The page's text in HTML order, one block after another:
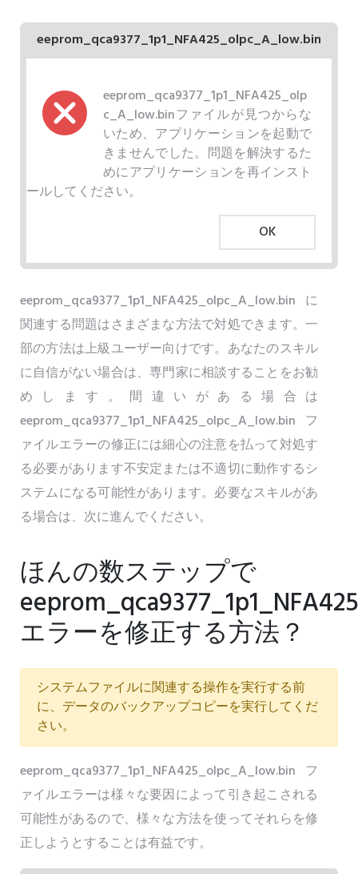
eeprom_qca9377_1p1_NFA425_olpc_A_low.bin
eeprom_qca9377_1p1_NFA425_olp
c_A_low.binファイルが見つからな
いため、アプリケーションを起動で
きませんでした。問題を解決するた
めにアプリケーションを再インスト
ールしてください。
OK
eeprom_qca9377_1p1_NFA425_olpc_A_low.binに
関連する問題はさまざまな方法で対処できます。一
部の方法は上級ユーザー向けです。あなたのスキル
に自信がない場合は、専門家に相談することをお勧
めします。間違いがある場合は
eeprom_qca9377_1p1_NFA425_olpc_A_low.binフ
ァイルエラーの修正には細心の注意を払って対処す
る必要があります不安定または不適切に動作するシ
ステムになる可能性があります。必要なスキルがあ
る場合は、次に進んでください。
ほんの数ステップで
エラーを修正する方法？
システムファイルに関連する操作を実行する前
に、データのバックアップコピーを実行してくだ
さい。
eeprom_qca9377_1p1_NFA425_olpc_A_low.binフ
ァイルエラーは様々な要因によって引き起こされる
可能性があるので、様々な方法を使ってそれらを修
正しようとすることは有益です。